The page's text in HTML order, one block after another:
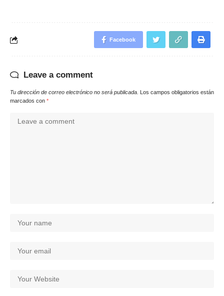
Facebook
Leave a comment
Tu dirección de correo electrónico no será publicada. Los campos obligatorios están
marcados con *